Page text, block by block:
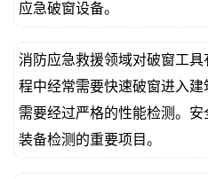
应急破窗设备。
消防应急救援领域对破窗工
程中经常需要快速破窗进入
需要经过严格的性能检测。
装备检测的重要项目。